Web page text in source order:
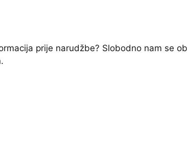
prije narudžbe? Slobodno nam se